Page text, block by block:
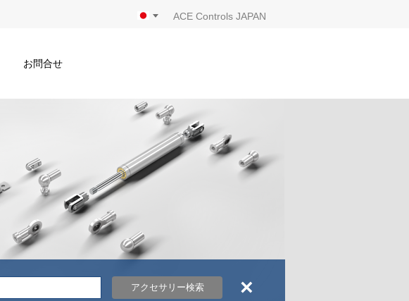
ACE Controls JAPAN
お問合せ
アクセサリー検索 ×